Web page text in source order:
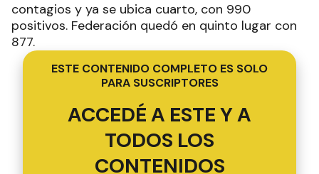
contagios y ya se ubica cuarto, con 990
positivos. Federación quedó en quinto lugar con
877.
ESTE CONTENIDO COMPLETO ES SOLO
PARA SUSCRIPTORES
ACCEDÉ A ESTE Y A
TODOS LOS
CONTENIDOS